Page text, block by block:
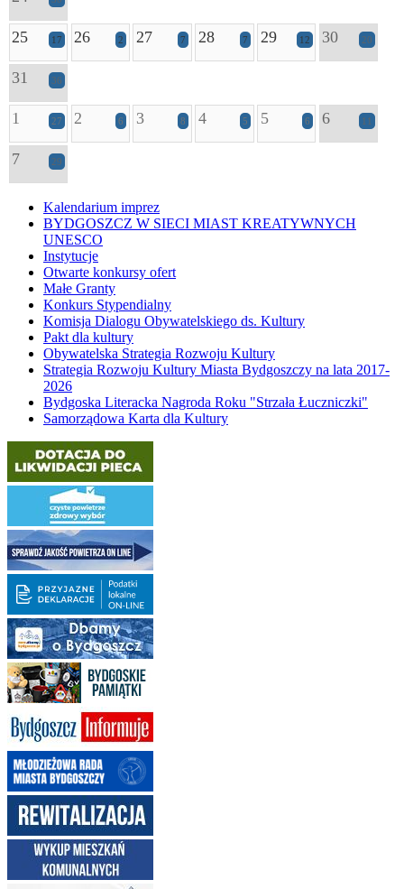
25 17 26 2 27 7 28 7 29 12 30 20
31 36
1 27 2 6 3 8 4 5 5 6 6 11
7 29
Kalendarium imprez
BYDGOSZCZ W SIECI MIAST KREATYWNYCH
UNESCO
Instytucje
Otwarte konkursy ofert
Małe Granty
Konkurs Stypendialny
Komisja Dialogu Obywatelskiego ds. Kultury
Pakt dla kultury
Obywatelska Strategia Rozwoju Kultury
Strategia Rozwoju Kultury Miasta Bydgoszczy na lata 2017-
2026
Bydgoska Literacka Nagroda Roku "Strzała Łuczniczki"
Samorządowa Karta dla Kultury